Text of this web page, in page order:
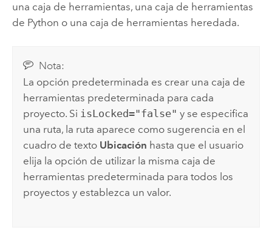
una caja de herramientas, una caja de herramientas
de Python o una caja de herramientas heredada.
Nota:
La opción predeterminada es crear una caja de
herramientas predeterminada para cada
proyecto. Si isLocked="false" y se especifica
una ruta, la ruta aparece como sugerencia en el
cuadro de texto Ubicación hasta que el usuario
elija la opción de utilizar la misma caja de
herramientas predeterminada para todos los
proyectos y establezca un valor.